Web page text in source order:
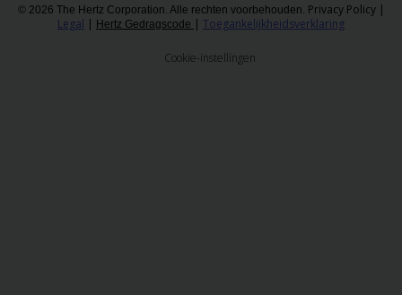
© 2026 The Hertz Corporation. Alle rechten voorbehouden. Privacy Policy |
Legal | Hertz Gedragscode | Toegankelijkheidsverklaring
Cookie-instellingen